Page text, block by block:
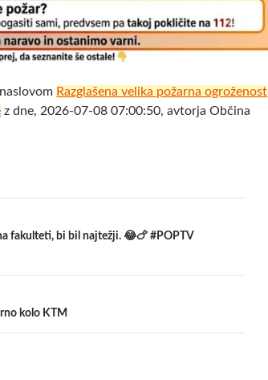
Razglašena velika požarna ogroženost
z dne, 2026-07-08 07:00:50, avtorja Občina
fakulteti, bi bil najtežji. 😂🍗 #POPTV
kolo KTM